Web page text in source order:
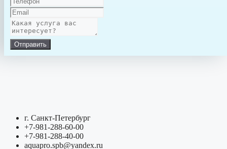
Отправить
г. Санкт-Петербург
+7-981-288-60-00
+7-981-288-40-00
aquapro.spb@yandex.ru